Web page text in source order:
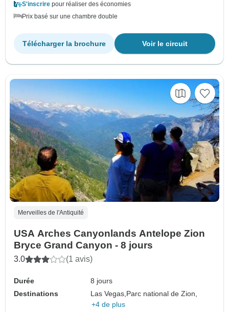
S'inscrire pour réaliser des économies
Prix basé sur une chambre double
Voir le circuit
Télécharger la brochure
Merveilles de l'Antiquité
USA Arches Canyonlands Antelope Zion
Bryce Grand Canyon - 8 jours
3.0 (1 avis)
Durée
8 jours
Destinations
Las Vegas, Parc national de Zion,
+4 de plus